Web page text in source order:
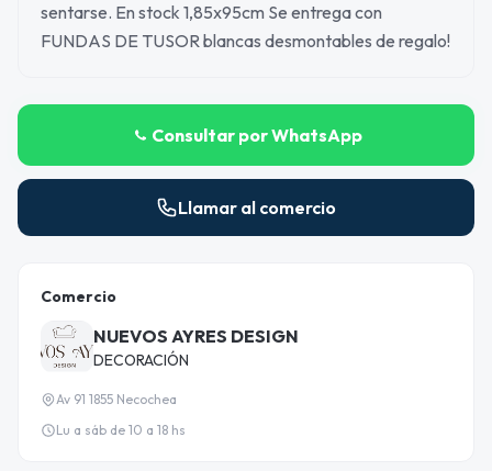
sentarse. En stock 1,85x95cm Se entrega con
FUNDAS DE TUSOR blancas desmontables de regalo!
Consultar por WhatsApp
Llamar al comercio
Comercio
NUEVOS AYRES DESIGN
DECORACIÓN
Av 91 1855 Necochea
Lu a sáb de 10 a 18 hs